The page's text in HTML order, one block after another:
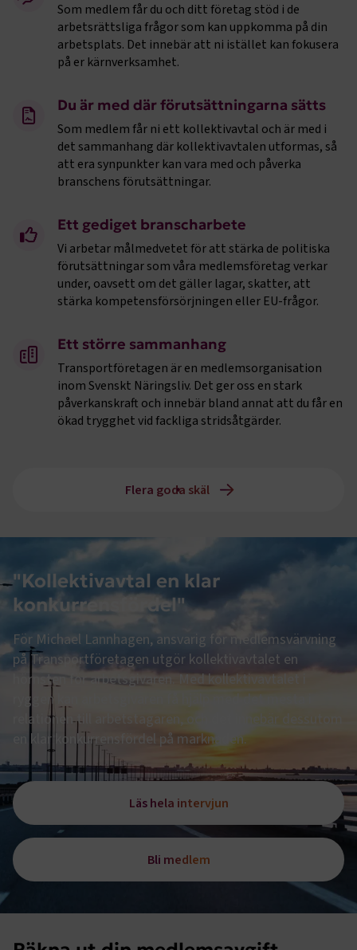
Som medlem får du och ditt företag stöd i de
arbetsrättsliga frågor som kan uppkomma på din
arbetsplats. Det innebär att ni istället kan fokusera
på er kärnverksamhet.
Du är med där förutsättningarna sätts
Som medlem får ni ett kollektivavtal och är med i
det sammanhang där kollektivavtalen utformas, så
att era synpunkter kan vara med och påverka
branschens förutsättningar.
Ett gediget branscharbete
Vi arbetar målmedvetet för att stärka de politiska
förutsättningar som våra medlemsföretag verkar
under, oavsett om det gäller lagar, skatter, att
stärka kompetensförsörjningen eller EU-frågor.
Ett större sammanhang
Transportföretagen är en medlemsorganisation
inom Svenskt Näringsliv. Det ger oss en stark
påverkanskraft och innebär bland annat att du får en
ökad trygghet vid fackliga stridsåtgärder.
Flera goda skäl
"Kollektivavtal en klar
konkurrensfördel"
För Michael Lannhagen, ansvarig för medlemsvärvning
på Transportföretagen utgör kollektivavtalet en
hörnsten för arbetsgivaren. Med kollektivavtalet i
ryggen kan arbetsgivaren få hjälp med det mesta i
relationen till arbetstagaren, och det innebär dessutom
en klar konkurrensfördel på marknaden.
Läs hela intervjun
Bli medlem